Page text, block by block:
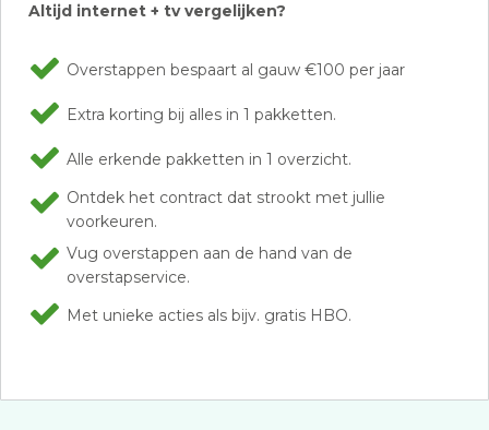
Altijd internet + tv vergelijken?
Overstappen bespaart al gauw €100 per jaar
Extra korting bij alles in 1 pakketten.
Alle erkende pakketten in 1 overzicht.
Ontdek het contract dat strookt met jullie
voorkeuren.
Vug overstappen aan de hand van de
overstapservice.
Met unieke acties als bijv. gratis HBO.